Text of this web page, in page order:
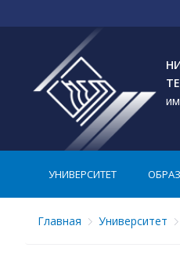
УНИВЕРСИТЕТ
Главная Университет